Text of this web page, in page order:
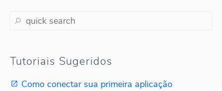
Tutoriais Sugeridos
Como conectar sua primeira aplicação